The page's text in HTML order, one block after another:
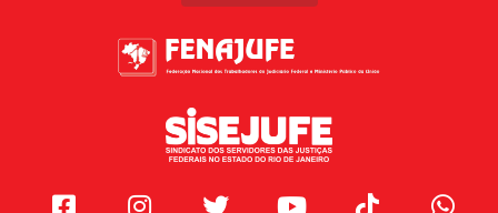
Facebook Instagram Twitter Youtube TikTok